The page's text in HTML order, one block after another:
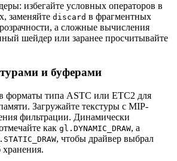
избегайте условных операторов в
заменяйте discard в фрагментных
а сложные вычисления
шейдер или заранее просчитывайте
и буферами
форматы типа ASTC или ETC2 для
Загружайте текстуры с MIP-
фильтрации. Динамически
как gl.DYNAMIC_DRAW, а
, чтобы драйвер выбрал